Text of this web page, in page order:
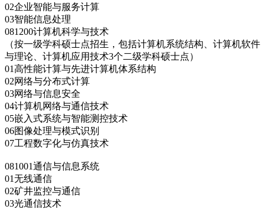
02企业智能与服务计算
03智能信息处理
081200计算机科学与技术
（按一级学科硕士点招生，包括计算机系统结构、计算机软件
与理论、计算机应用技术3个二级学科硕士点）
01高性能计算与先进计算机体系结构
02网络与分布式计算
03网络与信息安全
04计算机网络与通信技术
05嵌入式系统与智能测控技术
06图像处理与模式识别
07工程数字化与仿真技术
081001通信与信息系统
01无线通信
02矿井监控与通信
03光通信技术